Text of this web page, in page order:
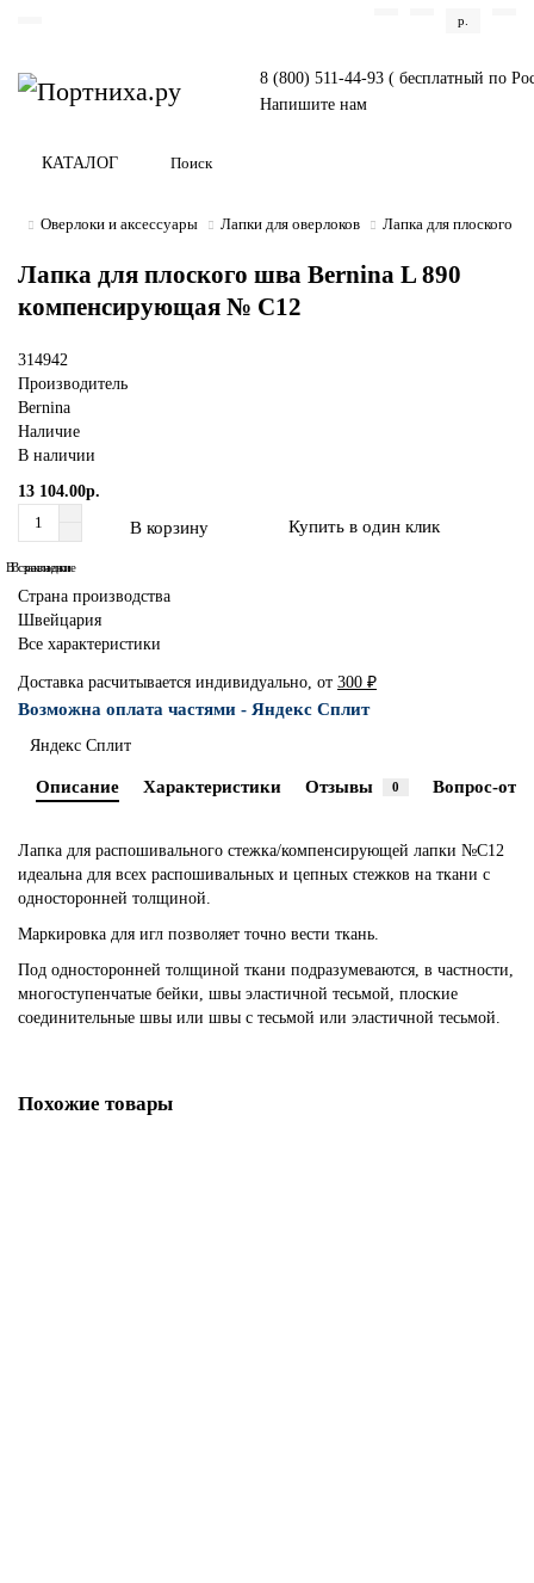
р.
8 (800) 511-44-93 ( бесплатный по
Напишите нам
КАТАЛОГ
Оверлоки и аксессуары Лапки для оверлоков Лапка для плоского
Лапка для плоского шва Bernina L 890
компенсирующая № C12
314942
Производитель
Bernina
Наличие
В наличии
13 104.00р.
В корзину Купить в один клик
В закладки
В сравнение
Страна производства
Швейцария
Все характеристики
Доставка расчитывается индивидуально, от 300 ₽
Возможна оплата частями - Яндекс Сплит
Яндекс Сплит
Описание Характеристики Отзывы 0 Вопрос-
Лапка для распошивального стежка/компенсирующей лапки №C12
идеальна для всех распошивальных и цепных стежков на ткани с
односторонней толщиной.
Маркировка для игл позволяет точно вести ткань.
Под односторонней толщиной ткани подразумеваются, в частности,
многоступенчатые бейки, швы эластичной тесьмой, плоские
соединительные швы или швы с тесьмой или эластичной тесьмой.
Похожие товары